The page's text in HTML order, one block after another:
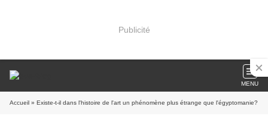
Publicité
MENU
Accueil » Existe-t-il dans l'histoire de l'art un phénomène plus étrange que l'égyptomanie?